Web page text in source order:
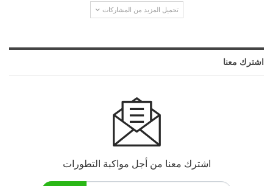
تحميل المزيد من المشاركات
اشترك معنا
اشترك معنا من أجل مواكبة التطورات